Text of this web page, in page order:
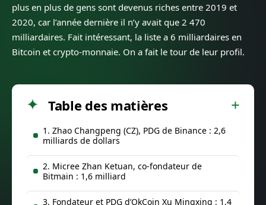
plus en plus de gens sont devenus riches entre 2019 et
2020, car l’année dernière il n’y avait que 2 470
milliardaires. Fait intéressant, la liste a 6 milliardaires en
Bitcoin et crypto-monnaie. On a fait le tour de leur profil.
Table des matières
1. Zhao Changpeng (CZ), PDG de Binance : 2,6
milliards de dollars
2. Micree Zhan Ketuan, co-fondateur de
Bitmain : 1,6 milliard
3. Fondateur et PDG d’OkCoin Xu Mingxing : 1,4